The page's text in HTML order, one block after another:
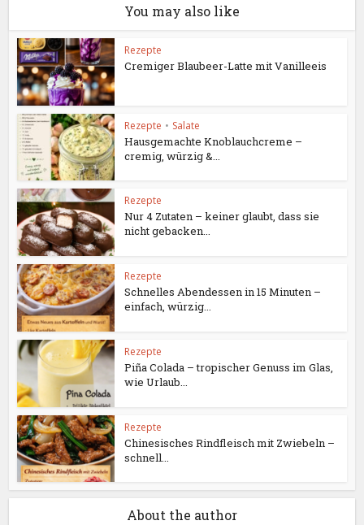
You may also like
Rezepte
Cremiger Blaubeer-Latte mit Vanilleeis
Rezepte • Salate
Hausgemachte Knoblauchcreme –
cremig, würzig &...
Rezepte
Nur 4 Zutaten – keiner glaubt, dass sie
nicht gebacken...
Rezepte
Schnelles Abendessen in 15 Minuten –
einfach, würzig...
Rezepte
Piña Colada – tropischer Genuss im Glas,
wie Urlaub...
Rezepte
Chinesisches Rindfleisch mit Zwiebeln –
schnell...
About the author